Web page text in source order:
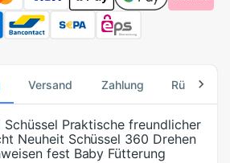
Versand Zahlung
Schüssel Praktische freundlicher
Neuheit Schüssel 360 Drehen
fest Baby Fütterung